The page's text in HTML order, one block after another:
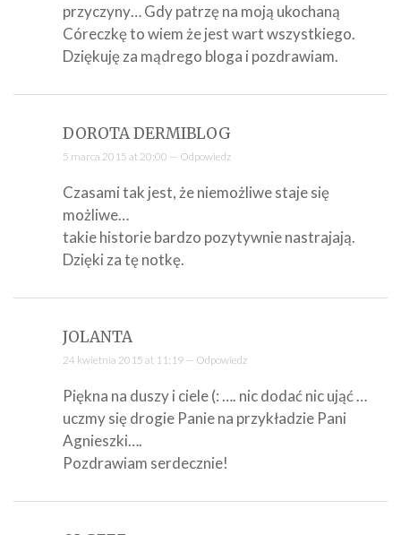
przyczyny… Gdy patrzę na moją ukochaną
Córeczkę to wiem że jest wart wszystkiego.
Dziękuję za mądrego bloga i pozdrawiam.
DOROTA DERMIBLOG
5 marca 2015 at 20:00 — Odpowiedz
Czasami tak jest, że niemożliwe staje się
możliwe…
takie historie bardzo pozytywnie nastrajają.
Dzięki za tę notkę.
JOLANTA
24 kwietnia 2015 at 11:19 — Odpowiedz
Piękna na duszy i ciele (: …. nic dodać nic ująć …
uczmy się drogie Panie na przykładzie Pani
Agnieszki….
Pozdrawiam serdecznie!